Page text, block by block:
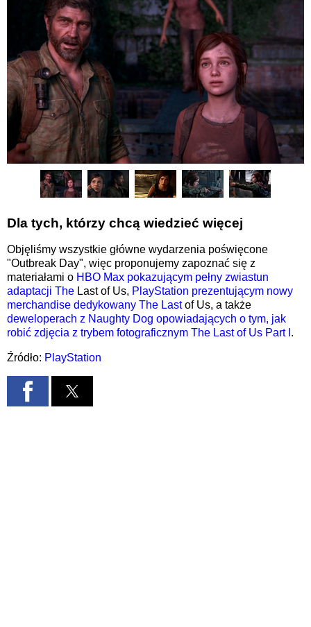
Dla tych, którzy chcą wiedzieć więcej
Objęliśmy wszystkie główne wydarzenia poświęcone
"Outbreak Day", więc proponujemy zapoznać się z
materiałami o HBO Max pokazującym pełny zwiastun
adaptacji The Last of Us, PlayStation prezentującym nowy
merchandise dedykowany The Lastof Us, a także
deweloperach z Naughty Dog opowiadających o tym, jak
robić zdjęcia z trybem fotograficznym The Last of Us Part I .
Źródło: PlayStation